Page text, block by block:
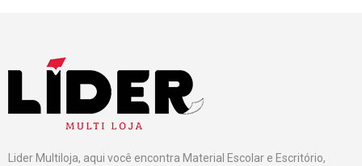
Lider Multiloja, aqui você encontra Material Escolar e Escritório,